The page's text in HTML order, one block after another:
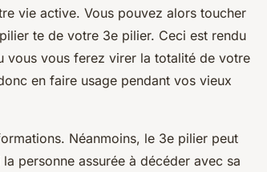
vie active. Vous pouvez alors toucher
te de votre 3e pilier. Ceci est rendu
vous vous ferez virer la totalité de votre
en faire usage pendant vos vieux
Néanmoins, le 3e pilier peut
personne assurée à décéder avec sa